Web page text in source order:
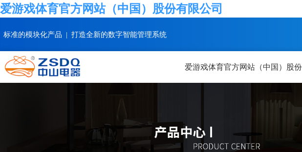
爱游戏体育官方网站（中国）股份有限公司
标准的模块化产品 | 打造全新的数字智能管理系统
爱游戏体育官方网站（中国）股